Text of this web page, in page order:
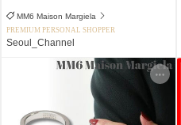
MM6 Maison Margiela
PREMIUM PERSONAL SHOPPER
Seoul_Channel